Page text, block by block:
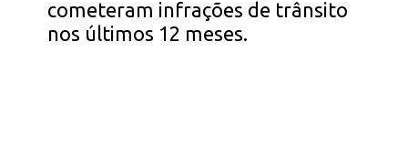
cometeram infrações de trânsito
nos últimos 12 meses.